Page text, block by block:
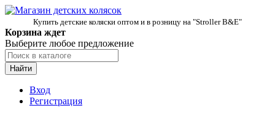
Купить детские коляски оптом и в розницу на "Stroller B&E"
Корзина ждет
Выберите любое предложение
Найти
Вход
Регистрация